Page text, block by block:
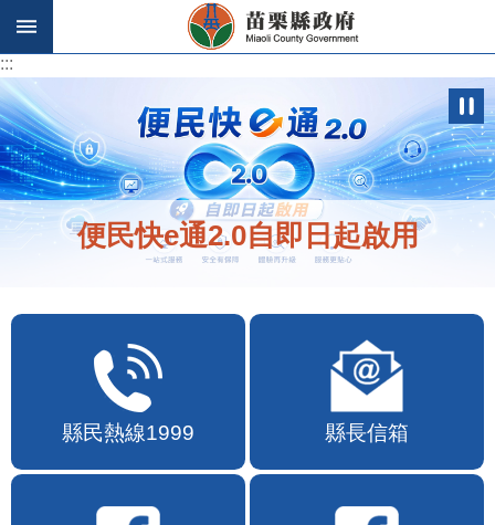
跳到主要內容區塊
:::
:::
便民快e通2.0自即日起啟用
縣民熱線1999 縣長信箱